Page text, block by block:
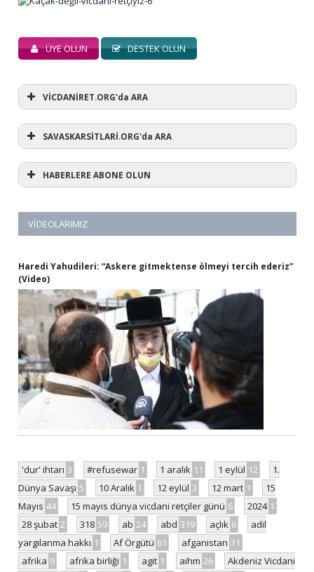
ÜYE OLUN DESTEK OLUN
VİCDANİRET.ORG'da ARA
SAVASKARSİTLARİ.ORG'da ARA
HABERLERE ABONE OLUN
VIDEOLARIMIZ
Haredi Yahudileri: “Askere gitmektense ölmeyi tercih ederiz”
(Video)
'dur' ihtarı 3 #refusewar 1 1 aralık 11 1 eylül 12
1.
Dünya Savaşı 5 10 Aralık 1 12 eylül 3 12 mart 1
15
Mayıs 44 15 mayıs dünya vicdani retçiler günü 6 2024 1
28 şubat 2 318 59 ab 24 abd 319 açlık 6
adil
yargılanma hakkı 1 Af Örgütü 61 afganistan 31
afrika 9 afrika birliği 1 agit 1 aihm 26 Akdeniz Vicdani